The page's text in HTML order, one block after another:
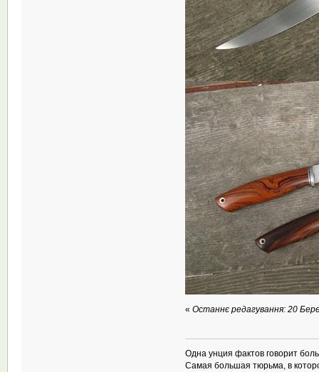
«Останнє редагування: 20
Одна унция фактов говорит
Самая большая тюрьма, в